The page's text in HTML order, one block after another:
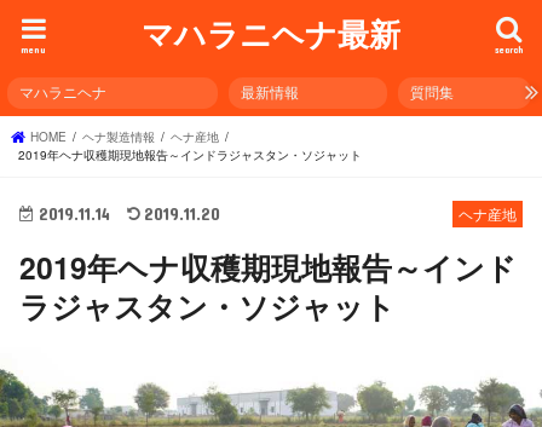
マハラニヘナ最新 search
menu
マハラニヘナ 最新情報 質問集
HOME ヘナ製造情報
ヘナ産地
2019年ヘナ収穫期現地報告～インドラジャスタン・ソジャット
ヘナ産地
2019.11.14 2019.11.20
2019年ヘナ収穫期現地報告～インド
ラジャスタン・ソジャット